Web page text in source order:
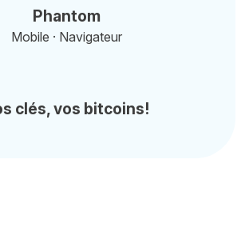
Phantom
Mobile · Navigateur
clés, vos bitcoins!